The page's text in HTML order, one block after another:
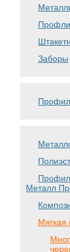
Заборы
Металл
Мягкая